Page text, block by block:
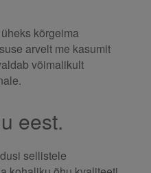
kõrgeima
arvelt me kasumit
võimalikult
eest.
sellistele